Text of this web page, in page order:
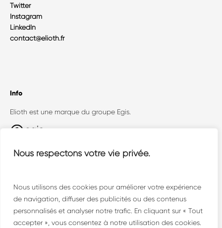
Nous respectons votre vie privée.
Nous utilisons des cookies pour améliorer votre expérience
de navigation, diffuser des publicités ou des contenus
personnalisés et analyser notre trafic. En cliquant sur « Tout
accepter », vous consentez à notre utilisation des cookies.
Twitter
Instagram
LinkedIn
contact@elioth.fr
Info
Elioth est une marque du groupe Egis.
collectif où dialoguent toutes les facettes de la